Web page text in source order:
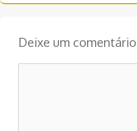
Deixe um comentário